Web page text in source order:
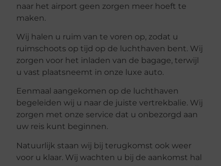
naar het airport geen zorgen meer hoeft te
maken.
Wij halen u ruim van te voren op, zodat u
ruimschoots op tijd op de luchthaven bent. Wij
zorgen voor het inladen van de bagage, terwijl
u vast plaatsneemt in onze luxe auto.
Eenmaal aangekomen op de luchthaven
begeleiden wij u naar de juiste vertrekbalie. Wij
zorgen met onze service dat u onbezorgd aan
uw reis kunt beginnen.
Natuurlijk staan wij bij terugkomst ook weer
voor u klaar. Wij wachten u bij de aankomst hal